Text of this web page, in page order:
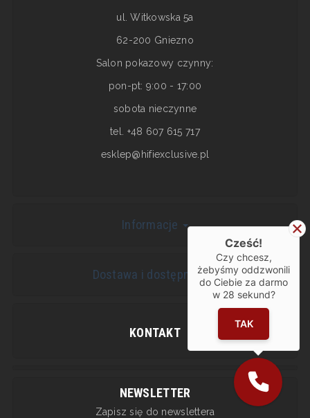
ul. Witkowska 5a
62-200 Gniezno
Salon pokazowy czynny:
pon-pt: 9:00 - 17:00
sobota nieczynne
tel. +48 607 615 717
esklep@hifiexclusive.pl
Informacje
Dostawa i dostępność
KONTAKT
NEWSLETTER
Zapisz się do newslettera
Cześć!
Czy chcesz,
żebyśmy oddzwonili
do Ciebie za darmo
w 28 sekund?
TAK